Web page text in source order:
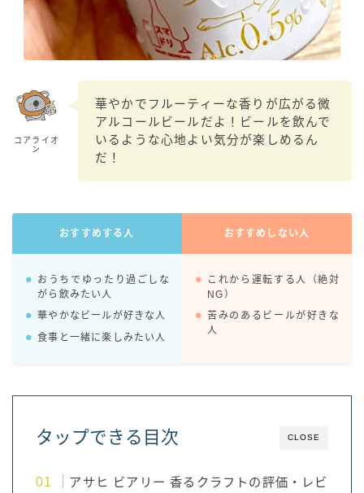
コアライオ
ン
華やかでフルーティーな香りが広がる微
アルコールビールだよ！ビールを飲んで
いるような心地よい気分が楽しめるん
だ！
おすすめする人 おすすめしない人
おうちでゆったり過ごしな
がら飲みたい人
華やかなビールが好きな人
食事と一緒に楽しみたい人
これから運転する人（絶対
NG）
苦みのあるビールが好きな
人
CLOSE
タップできる目次
アサヒ ビアリー 香るクラフトの評価・レビ